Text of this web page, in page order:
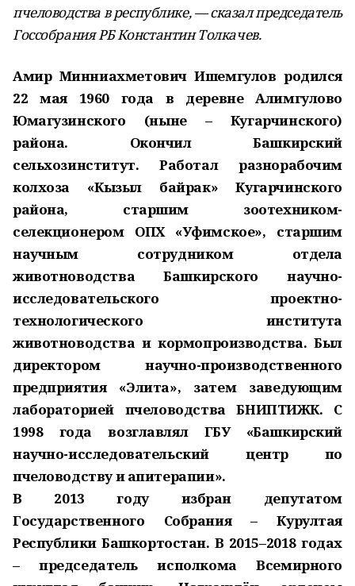
пчеловодства в республике, — сказал председатель
Госсобрания РБ Константин Толкачев.
Амир Минниахметович Ишемгулов родился
22 мая 1960 года в деревне Алимгулово
Юмагузинского (ныне – Кугарчинского)
района. Окончил Башкирский
сельхозинститут. Работал разнорабочим
колхоза «Кызыл байрак» Кугарчинского
района, старшим зоотехником-
селекционером ОПХ «Уфимское», старшим
научным сотрудником отдела
животноводства Башкирского научно-
исследовательского проектно-
технологического института
животноводства и кормопроизводства. Был
директором научно-производственного
предприятия «Элита», затем заведующим
лабораторией пчеловодства БНИПТИЖК. С
1998 года возглавлял ГБУ «Башкирский
научно-исследовательский центр по
пчеловодству и апитерапии».
В 2013 году избран депутатом
Государственного Собрания – Курултая
Республики Башкортостан. В 2015–2018 годах
– председатель исполкома Всемирного